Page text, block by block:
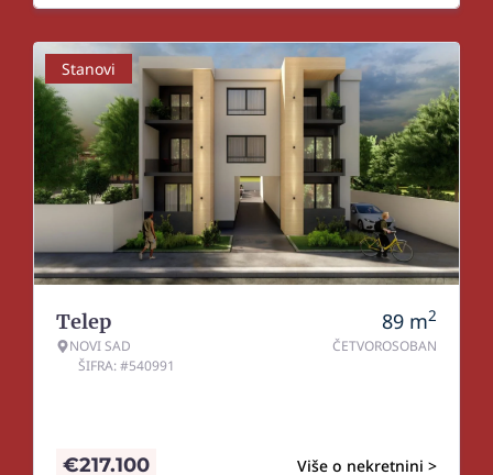
Stanovi
Telep
NOVI SAD
ŠIFRA: #540991
89 m2
ČETVOROSOBAN
Više o nekretnini >
€217.100